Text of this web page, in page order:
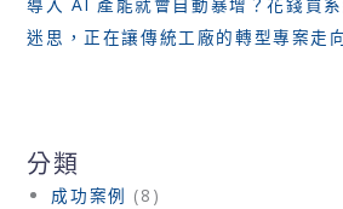
代
工
迷思，正在讓傳統工廠的轉型專案走
分類
成功案例 (8)